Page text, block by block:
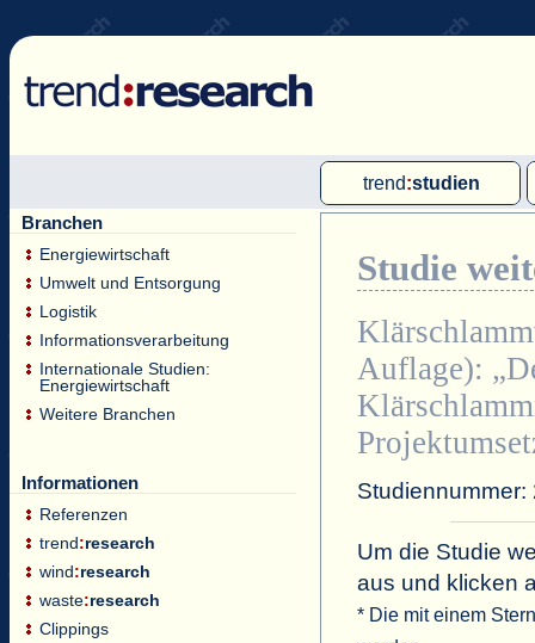
trend:studien
Single-Client-Studien
Branchen
Energiewirtschaft
Umwelt und Entsorgung
Logistik
Informationsverarbeitung
Internationale Studien:
Energiewirtschaft
Weitere Branchen
Informationen
Referenzen
trend:research
wind:research
waste:research
Clippings
Studie
Auflage):
Um die Studie
aus und klicken
* Die mit einem